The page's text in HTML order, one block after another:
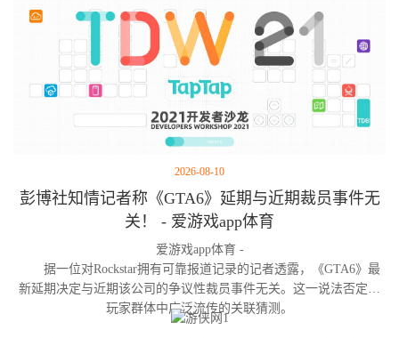
2026-08-10
彭博社知情记者称《GTA6》延期与近期裁员事件无
关！ - 爱游戏app体育
爱游戏app体育 -
据一位对Rockstar拥有可靠报道记录的记者透露，《GTA6》最
新延期决定与近期该公司的争议性裁员事件无关。这一说法否定了
玩家群体中广泛流传的关联猜测。